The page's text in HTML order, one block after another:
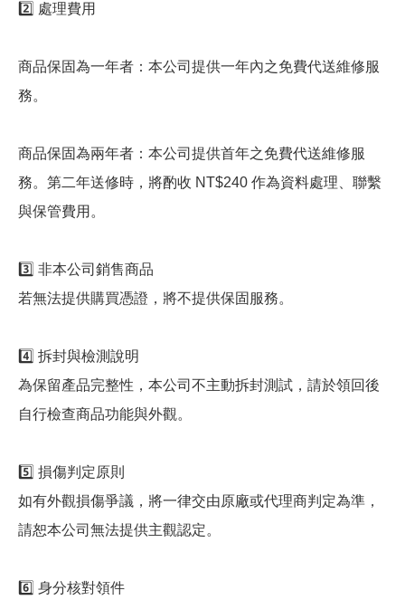
2️⃣ 處理費用
商品保固為一年者：本公司提供一年內之免費代送維修服
務。
商品保固為兩年者：本公司提供首年之免費代送維修服
務。第二年送修時，將酌收 NT$240 作為資料處理、聯繫
與保管費用。
3️⃣ 非本公司銷售商品
若無法提供購買憑證，將不提供保固服務。
4️⃣ 拆封與檢測說明
為保留產品完整性，本公司不主動拆封測試，請於領回後
自行檢查商品功能與外觀。
5️⃣ 損傷判定原則
如有外觀損傷爭議，將一律交由原廠或代理商判定為準，
請恕本公司無法提供主觀認定。
6️⃣ 身分核對領件